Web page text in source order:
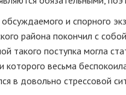
и спорного
района покончил с
такого поступка могла
которого весьма
в довольно стрессовой